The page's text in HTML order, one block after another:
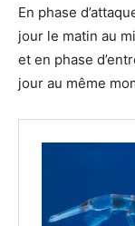
En phase
jour le matin au
et en phase
jour au même